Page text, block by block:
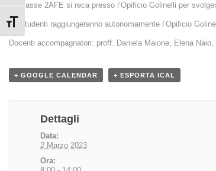
Attiva/disattiva dimensione testo
La classe 2AFE si reca presso l’Opificio Golinelli per
Gli studenti raggiungeranno autonomamente l’Opificio
Docenti accompagnatori: proff. Daniela Maione, Elena
+ GOOGLE CALENDAR + ESPORTA ICAL
Dettagli
Data:
2 Marzo 2023
Ora: